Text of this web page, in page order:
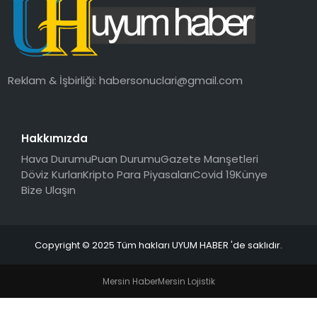
SAĞLIK
MAGAZIN
Reklam & İşbirliği:habersonuclari@gmail.com
Hakkımızda
Hava DurumuPuan DurumuGazete Manşetleri
Döviz KurlarıKripto Para PiyasalarıCovid 19Künye
Bize Ulaşın
Copyright © 2025 Tüm hakları UYUM HABER 'de saklıdır.
Mersin HaberMersin Lojistik